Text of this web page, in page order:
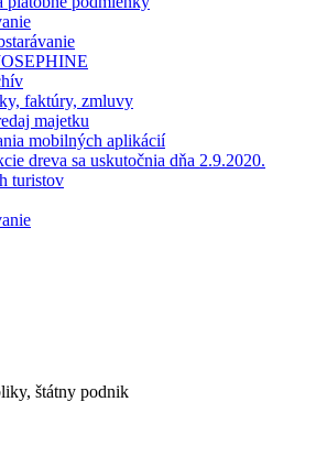
faktúry, zmluvy
majetku
mobilných aplikácií
dreva sa uskutočnia dňa 2.9.2020.
turistov
štátny podnik